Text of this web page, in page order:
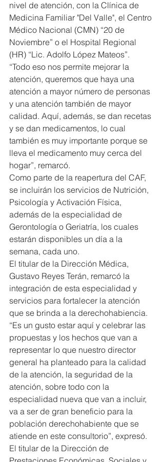
nivel de atención, con la Clínica de
Medicina Familiar "Del Valle", el Centro
Médico Nacional (CMN) “20 de
Noviembre” o el Hospital Regional
(HR) “Lic. Adolfo López Mateos”.
“Todo eso nos permite mejorar la
atención, queremos que haya una
atención a mayor número de personas
y una atención también de mayor
calidad. Aquí, además, se dan recetas
y se dan medicamentos, lo cual
también es muy importante porque se
lleva el medicamento muy cerca del
hogar”, remarcó.
Como parte de la reapertura del CAF,
se incluirán los servicios de Nutrición,
Psicología y Activación Física,
además de la especialidad de
Gerontología o Geriatría, los cuales
estarán disponibles un día a la
semana, cada uno.
El titular de la Dirección Médica,
Gustavo Reyes Terán, remarcó la
integración de esta especialidad y
servicios para fortalecer la atención
que se brinda a la derechohabiencia.
“Es un gusto estar aquí y celebrar las
propuestas y los hechos que van a
representar lo que nuestro director
general ha planteado para la calidad
de la atención, la seguridad de la
atención, sobre todo con la
especialidad nueva que van a incluir,
va a ser de gran beneficio para la
población derechohabiente que se
atiende en este consultorio”, expresó.
El titular de la Dirección de